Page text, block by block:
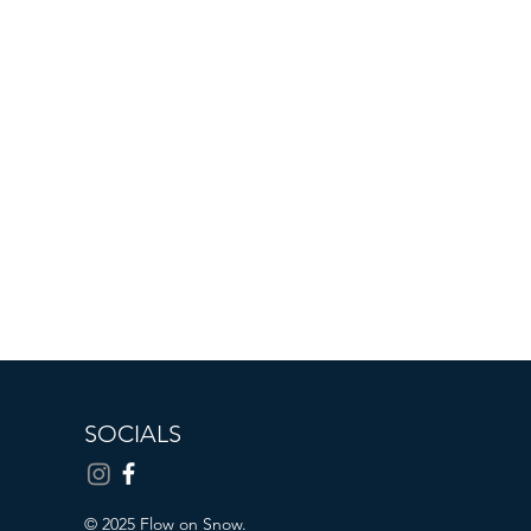
SOCIALS
© 2025 Flow on Snow.